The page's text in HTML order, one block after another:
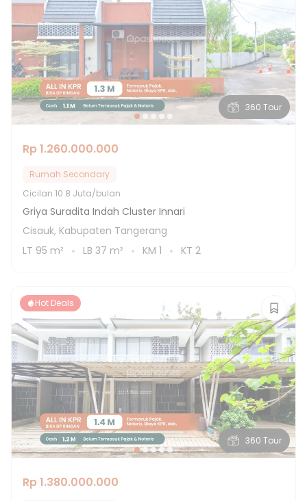
360 Tour
Rp 1.260.000.000
Rumah Secondary
Cicilan 10.8 Juta/bulan
Griya Suradita Indah Cluster Innari
Cisauk, Kabupaten Tangerang
LT 95 m² LB 37 m² KM 1 KT 2
360 Tour
Hot Deals
Rp 1.380.000.000